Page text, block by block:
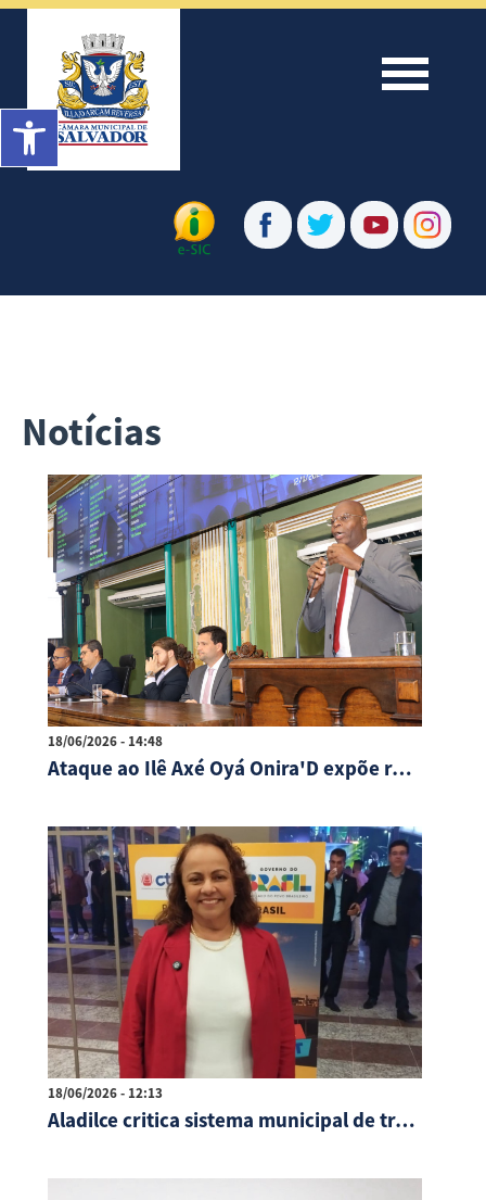
Menu
Notícias
18/06/2026 - 14:48
Ataque ao Ilê Axé Oyá Onira'D expõe racismo religioso, afirma Hamilton Assis
18/06/2026 - 12:13
Aladilce critica sistema municipal de transporte
Barra de Ferramentas Aberta